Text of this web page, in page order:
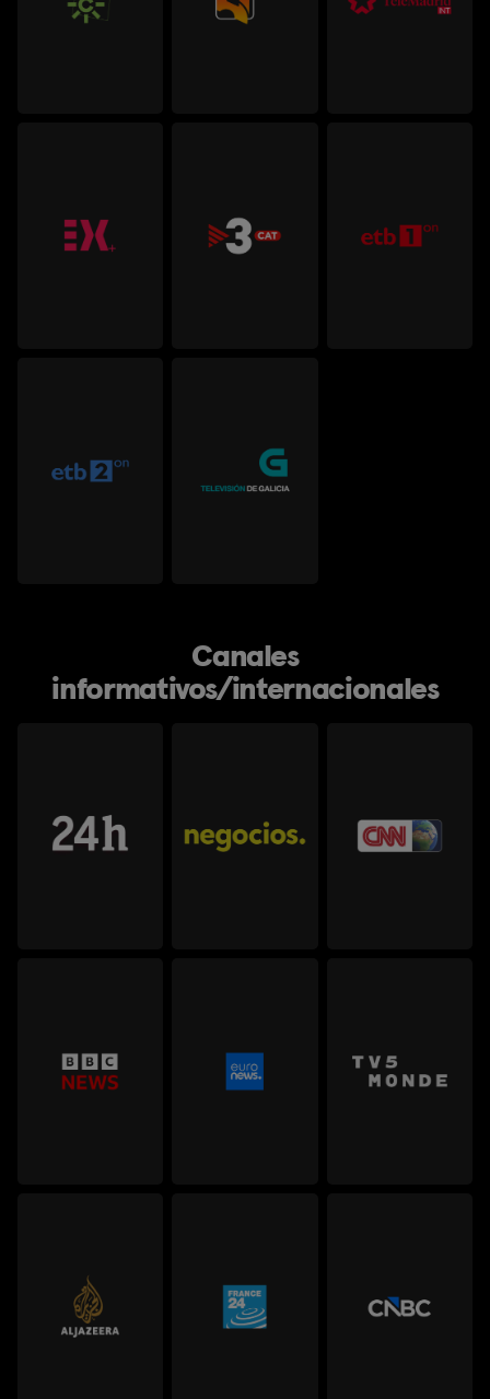
Canales
informativos/internacionales